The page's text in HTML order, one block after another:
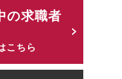
の求職者
こちら